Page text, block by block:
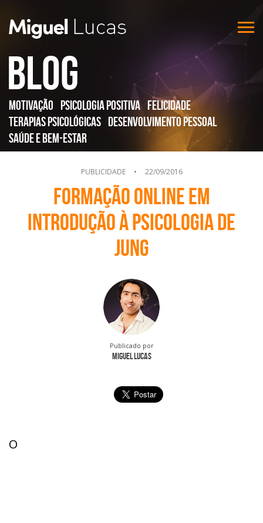
Blog
Motivação Psicologia Positiva Felicidade
Terapias Psicológicas Desenvolvimento Pessoal
Saúde e Bem-Estar
PUBLICIDADE • 22/09/2016
Formação Online em
Introdução à Psicologia de
Jung
Publicado por
Miguel Lucas
O